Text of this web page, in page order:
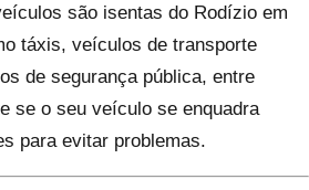
são isentas do Rodízio em
táxis, veículos de transporte
de segurança pública, entre
se o seu veículo se enquadra
para evitar problemas.